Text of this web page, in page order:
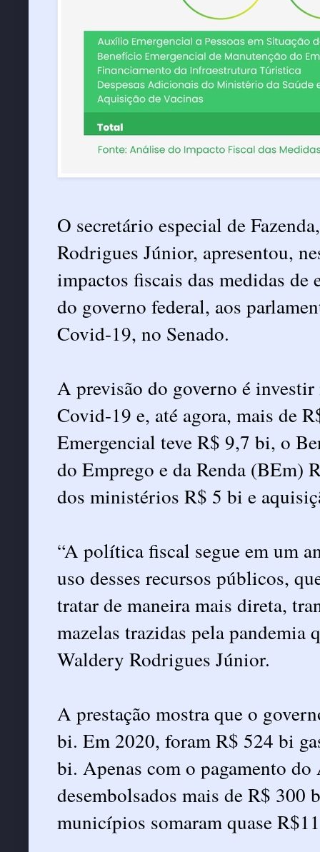
O secretário especial de
Rodrigues Júnior, apresentou,
impactos fiscais das medidas
do governo federal, aos
Covid-19, no Senado.
A previsão do governo é
Covid-19 e, até agora, mais de
Emergencial teve R$ 9,7 bi, o
do Emprego e da Renda (BEm)
dos ministérios R$ 5 bi e
“A política fiscal segue em um
uso desses recursos públicos,
tratar de maneira mais direta,
mazelas trazidas pela
Waldery Rodrigues Júnior.
A prestação mostra que o
bi. Em 2020, foram R$ 524 bi
bi. Apenas com o pagamento
desembolsados mais de R$ 300
municípios somaram quase